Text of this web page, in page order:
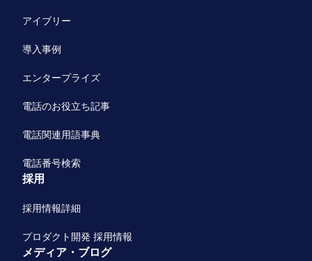
アイブリー
導入事例
エンタープライズ
電話のお役立ち記事
電話関連用語事典
電話番号検索
採用
採用情報詳細
プロダクト開発 採用情報
メディア・ブログ